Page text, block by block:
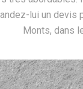
lui un
Monts, dans